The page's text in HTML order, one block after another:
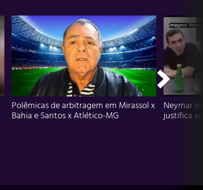
Polêmicas de arbitragem em Mirassol x
Bahia e Santos x Atlético-MG
Neymar é
justifica